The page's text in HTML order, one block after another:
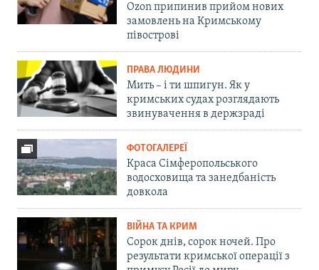
Ozon припинив прийом нових
замовлень на Кримському
півострові
ПРАВА ЛЮДИНИ
Мить – і ти шпигун. Як у
кримських судах розглядають
звинувачення в держзраді
ФОТОГАЛЕРЕЇ
Краса Сімферопольського
водосховища та занедбаність
довкола
ВІЙНА ТА КРИМ
Сорок днів, сорок ночей. Про
результати кримської операції з